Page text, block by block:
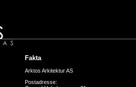
Fakta
Arktos Arkitektur AS
Postadresse: